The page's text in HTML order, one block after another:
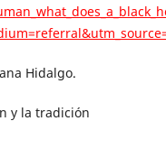
Hidalgo.
y la tradición